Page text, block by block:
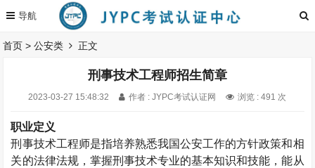
首页 >公安类 正文
刑事技术工程师招生简章
2023-03-27 15:48:32 作者 : JYPC考试认证网 浏览 : 491 次
职业定义
刑事技术工程师是指培养熟悉我国公安工作的方针政策和相
关的法律法规，掌握刑事技术专业的基本知识和技能，能从